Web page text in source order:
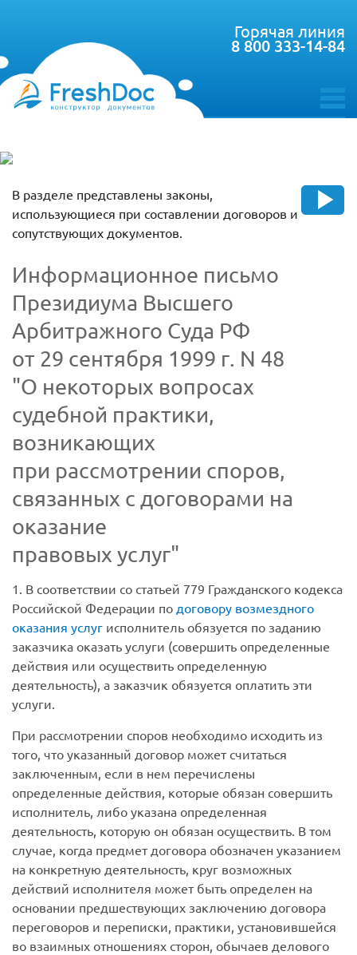
toggle
Горячая линия
8 800 333-14-84
В разделе представлены законы,
использующиеся при составлении договоров и
сопутствующих документов.
Информационное письмо
Президиума Высшего
Арбитражного Суда РФ
от 29 сентября 1999 г. N 48
"О некоторых вопросах
судебной практики,
возникающих
при рассмотрении споров,
связанных с договорами на
оказание
правовых услуг"
1. В соответствии со статьей 779 Гражданского кодекса
Российской Федерации по договору возмездного
оказания услуг исполнитель обязуется по заданию
заказчика оказать услуги (совершить определенные
действия или осуществить определенную
деятельность), а заказчик обязуется оплатить эти
услуги.
При рассмотрении споров необходимо исходить из
того, что указанный договор может считаться
заключенным, если в нем перечислены
определенные действия, которые обязан совершить
исполнитель, либо указана определенная
деятельность, которую он обязан осуществить. В том
случае, когда предмет договора обозначен указанием
на конкретную деятельность, круг возможных
действий исполнителя может быть определен на
основании предшествующих заключению договора
переговоров и переписки, практики, установившейся
во взаимных отношениях сторон, обычаев делового